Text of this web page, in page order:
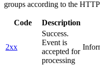
groups according to the
Code Description
2xx
Success.
Event is
accepted for
processing